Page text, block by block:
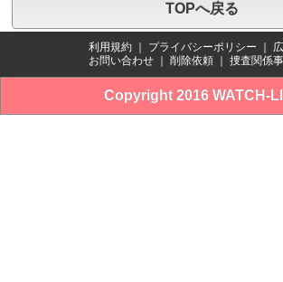
TOPへ戻る
利用規約 プライバシーポリシー
お問い合わせ
削除依頼 捜査関係
Copyright 2016 WATCH-